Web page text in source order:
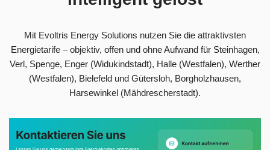
Mit Evoltris Energy Solutions nutzen Sie die attraktivsten
Energietarife – objektiv, offen und ohne Aufwand für Steinhagen,
Verl, Spenge, Enger (Widukindstadt), Halle (Westfalen), Werther
(Westfalen), Bielefeld und Gütersloh, Borgholzhausen,
Harsewinkel (Mähdrescherstadt).